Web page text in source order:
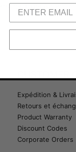
Little America
Expédition &
Retours et
Product Warranty
Discount Codes
Corporate Orders